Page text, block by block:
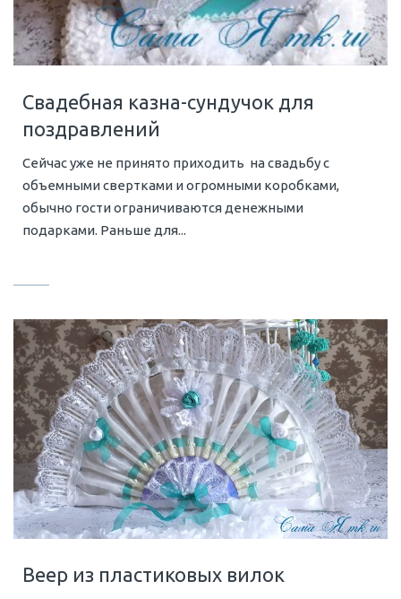
Свадебная казна-сундучок для
поздравлений
Сейчас уже не принято приходить на свадьбу с
объемными свертками и огромными коробками,
обычно гости ограничиваются денежными
подарками. Раньше для...
Веер из пластиковых вилок